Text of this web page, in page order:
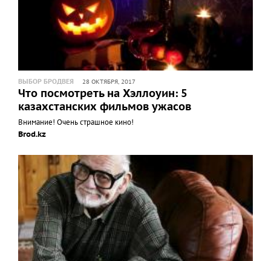
ВЫБОР БРОДВЕЯ 28 ОКТЯБРЯ, 2017
Что посмотреть на Хэллоуин: 5
казахстанских фильмов ужасов
Внимание! Очень страшное кино!
Brod.kz